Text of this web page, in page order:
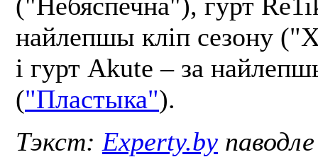
найлепшы кліп сезону
і гурт Akute – за
("Пластыка").
Тэкст: Experty.by